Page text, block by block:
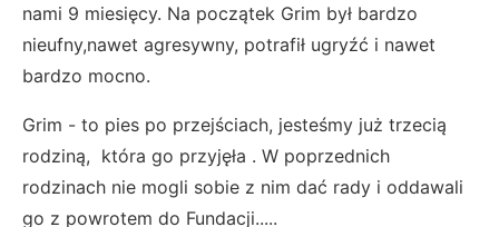
nami 9 miesięcy. Na początek Grim był bardzo
nieufny,nawet agresywny, potrafił ugryźć i nawet
bardzo mocno.
Grim - to pies po przejściach, jesteśmy już trzecią
rodziną, która go przyjęła . W poprzednich
rodzinach nie mogli sobie z nim dać rady i oddawali
go z powrotem do Fundacji.....